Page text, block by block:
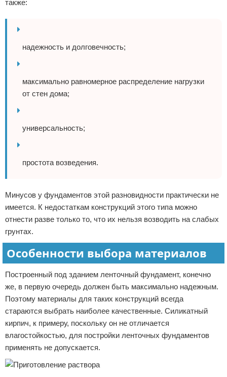
также:
надежность и долговечность;
максимально равномерное распределение нагрузки
от стен дома;
универсальность;
простота возведения.
Минусов у фундаментов этой разновидности практически не
имеется. К недостаткам конструкций этого типа можно
отнести разве только то, что их нельзя возводить на слабых
грунтах.
Особенности выбора материалов
Построенный под зданием ленточный фундамент, конечно
же, в первую очередь должен быть максимально надежным.
Поэтому материалы для таких конструкций всегда
стараются выбрать наиболее качественные. Силикатный
кирпич, к примеру, поскольку он не отличается
влагостойкостью, для постройки ленточных фундаментов
применять не допускается.